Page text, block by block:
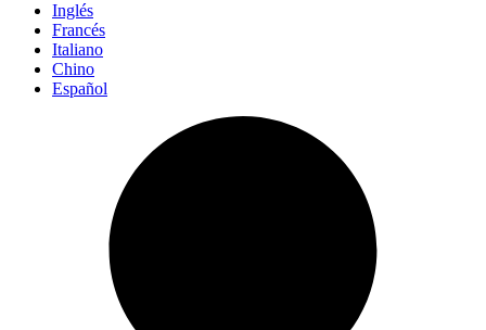
Inglés
Francés
Italiano
Chino
Español